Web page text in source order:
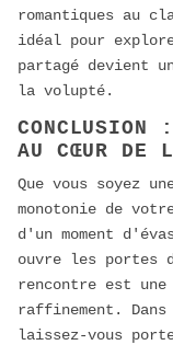
romantiques au
idéal pour
partagé devient
la volupté.
CONCLUSION
AU CŒUR DE
Que vous soyez
monotonie de
d'un moment
ouvre les portes
rencontre est
raffinement.
laissez-vous